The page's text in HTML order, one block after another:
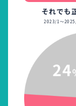
それでも
2023/1～2025/